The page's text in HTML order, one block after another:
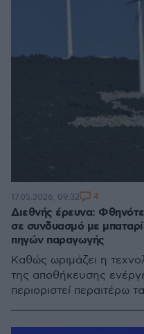
Διεθνής έρευνα:
σε συνδυασμό με
πηγών παραγωγής
Kαθώς ωριμάζει η
της αποθήκευσης
περιοριστεί περαιτέρω
17.05.2026, 09:32 4